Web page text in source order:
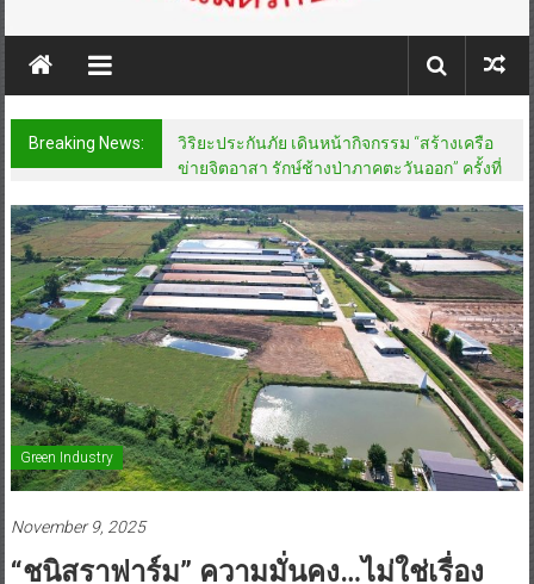
Breaking News:
วิริยะประกันภัย เดินหน้ากิจกรรม “สร้างเครือ
ข่ายจิตอาสา รักษ์ช้างป่าภาคตะวันออก” ครั้งที่
Green Industry
November 9, 2025
“ชนิสราฟาร์ม” ความมั่นคง…ไม่ใช่เรื่อง